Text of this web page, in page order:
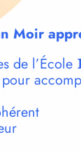
Moir
de l’École